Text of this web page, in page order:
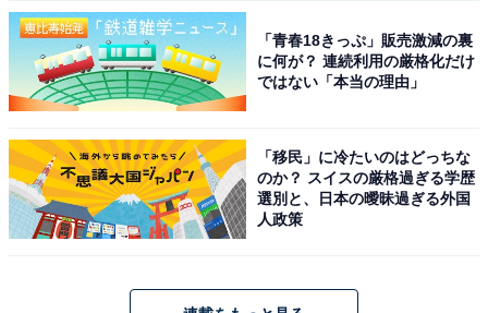
「青春18きっぷ」販売激減の裏
に何が？ 連続利用の厳格化だけ
ではない「本当の理由」
「移民」に冷たいのはどっちな
のか？ スイスの厳格過ぎる学歴
選別と、日本の曖昧過ぎる外国
人政策